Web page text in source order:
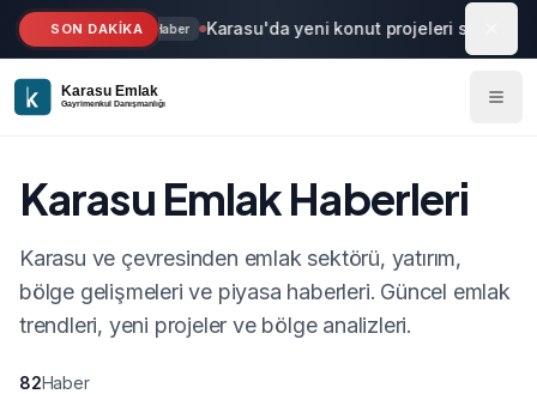
Ana içeriğe geç
SON DAKİKA Haber Karasu'da yeni konut projeleri start aldı
Karasu Emlak Haberleri
Karasu ve çevresinden emlak sektörü, yatırım,
bölge gelişmeleri ve piyasa haberleri. Güncel emlak
trendleri, yeni projeler ve bölge analizleri.
82Haber